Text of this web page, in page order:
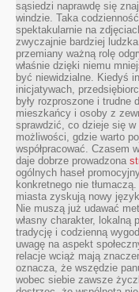
sąsiedzi naprawdę się
windzie. Taka
spektakularnie na
zwyczajnie bardziej
przemiany ważną rolę
właśnie dzięki niemu
być niewidzialne. Kiedyś
inicjatywach,
były rozproszone i trudne
mieszkańcy i osoby z
sprawdzić, co dzieje się
możliwości, gdzie warto
współpracować. Czasem
daje dobrze prowadzona
ogólnych haseł
konkretnego nie
miasta zyskują nowy
Nie muszą już udawać
własny charakter, lokalną
tradycję i codzienną
uwagę na aspekt
relacje wciąż mają
oznacza, że wszędzie
wobec siebie zawsze